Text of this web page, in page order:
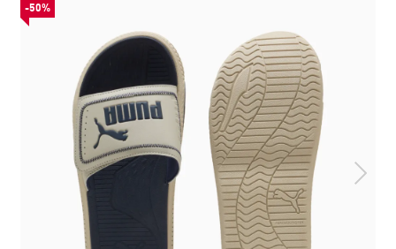
-50%